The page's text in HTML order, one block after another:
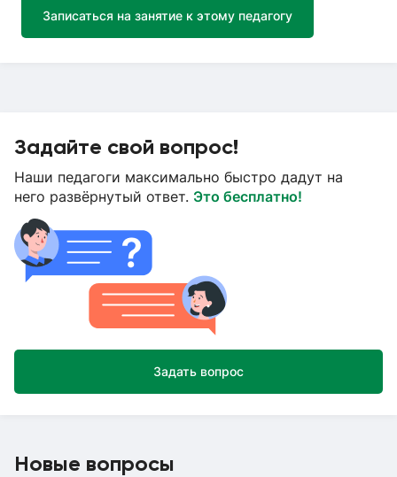
Записаться на занятие к этому педагогу
Задайте свой вопрос!
Наши педагоги максимально быстро дадут на
него развёрнутый ответ. Это бесплатно!
Задать вопрос
Новые вопросы